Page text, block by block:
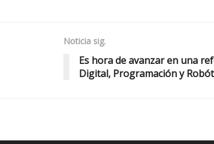
Noticia sig.
Es hora de avanzar en una
Digital, Programación y